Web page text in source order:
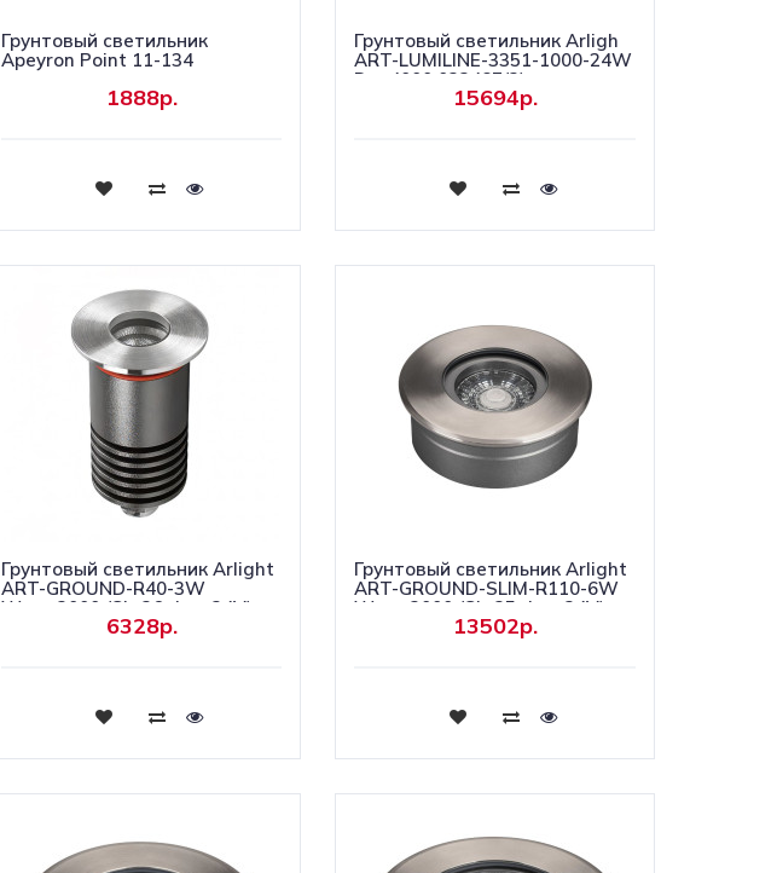
Грунтовый светильник
Apeyron Point 11-134
1888р.
Купить
Грунтовый светильник Arligh
ART-LUMILINE-3351-1000-24W
Day4000 032487(2)
15694р.
Купить
Грунтовый светильник Arlight
ART-GROUND-R40-3W
Warm3000 (SL, 36 deg, 24V)
6328р.
Купить
Грунтовый светильник Arlight
ART-GROUND-SLIM-R110-6W
Warm3000 (SL, 35 deg, 24V)
13502р.
Купить